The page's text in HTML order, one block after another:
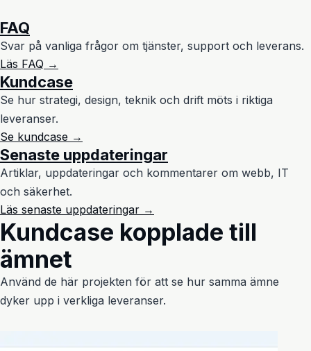
FAQ
Svar på vanliga frågor om tjänster, support och leverans.
Läs FAQ →
Kundcase
Se hur strategi, design, teknik och drift möts i riktiga
leveranser.
Se kundcase →
Senaste uppdateringar
Artiklar, uppdateringar och kommentarer om webb, IT
och säkerhet.
Läs senaste uppdateringar →
Kundcase kopplade till
ämnet
Använd de här projekten för att se hur samma ämne
dyker upp i verkliga leveranser.